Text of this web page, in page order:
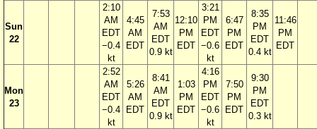
Sun
22
2:10
AM
EDT
−0.4
kt
4:45
AM
EDT
7:53
AM
EDT
0.9 kt
12:10
PM
EDT
3:21
PM
EDT
−0.6
kt
6:47
PM
EDT
8:35
PM
EDT
0.4 kt
11:46
PM
EDT
Mon
23
2:52
AM
EDT
−0.4
kt
5:26
AM
EDT
8:41
AM
EDT
0.9 kt
1:03
PM
EDT
4:16
PM
EDT
−0.6
kt
7:50
PM
EDT
9:30
PM
EDT
0.3 kt